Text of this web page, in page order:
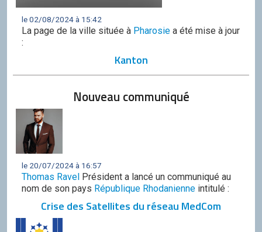
le 02/08/2024 à 15:42
La page de la ville située à Pharosie a été mise à jour
:
Kanton
Nouveau communiqué
le 20/07/2024 à 16:57
Thomas Ravel Président a lancé un communiqué au
nom de son pays République Rhodanienne intitulé :
Crise des Satellites du réseau MedCom